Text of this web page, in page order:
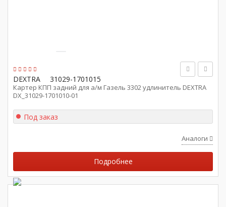
DEXTRA 31029-1701015
Картер КПП задний для а/м Газель 3302 удлинитель DEXTRA
DX_31029-1701010-01
Под заказ
Аналоги
Подробнее